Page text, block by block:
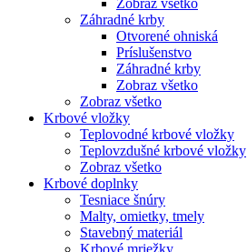
Zobraz všetko
Záhradné krby
Otvorené ohniská
Príslušenstvo
Záhradné krby
Zobraz všetko
Zobraz všetko
Krbové vložky
Teplovodné krbové vložky
Teplovzdušné krbové vložky
Zobraz všetko
Krbové doplnky
Tesniace šnúry
Malty, omietky, tmely
Stavebný materiál